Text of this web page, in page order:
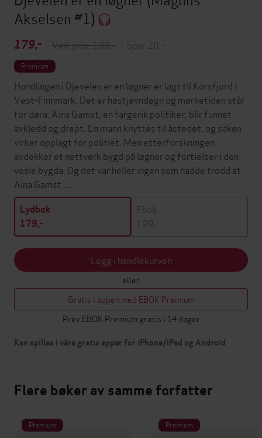
Akselsen #1)
179,- Veil. pris: 199,- Spar 20,-
Premium
Handlingen i Djevelen er en løgner er lagt til Korsfjord i
Vest-Finnmark. Det er høstjevndøgn og mørketiden står
for døra. Aina Gamst, en fargerik politiker, blir funnet
avkledd og drept. En mann knyttes til åstedet, og saken
virker opplagt for politiet. Men etterforskningen
avdekker et nettverk bygd på løgner og fortielser i den
vesle bygda. Og det var heller ingen som hadde trodd at
Aina Gamst …
Lydbok
179,-
Ebok
199,-
Legg i handlekurven
eller
Gratis i appen med EBOK Premium
Prøv EBOK Premium gratis i 14 dager
Kan spilles i våre gratis apper for iPhone/iPad og Android
Flere bøker av samme forfatter
Premium Premium